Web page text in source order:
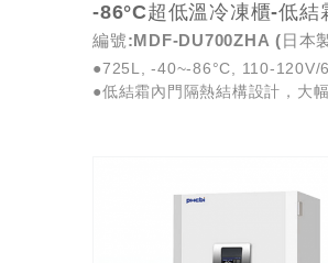
編號:MDF-DU700ZHA (日本
●725L, -40~-86°C, 110-120V/
●低結霜內門隔熱結構設計，大